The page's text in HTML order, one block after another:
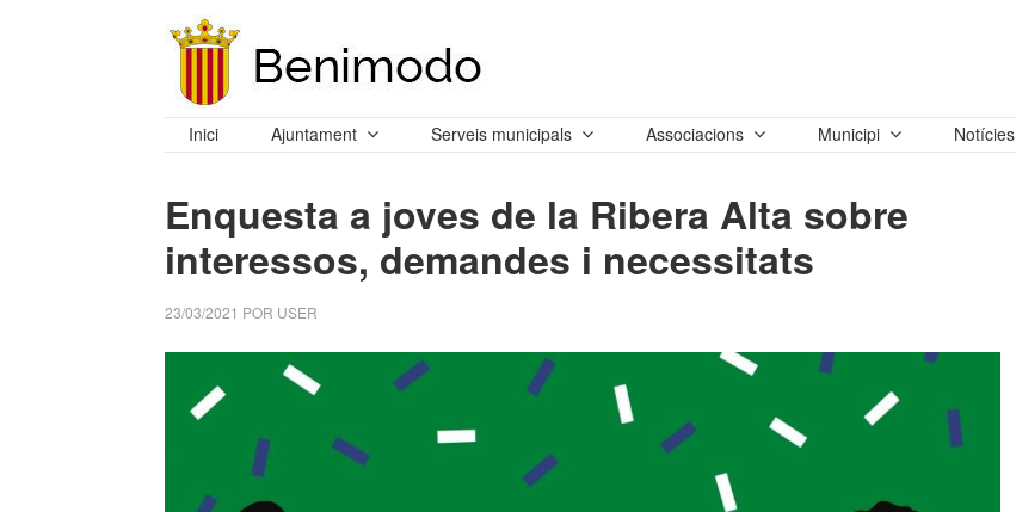
Inici Ajuntament Serveis municipals Associacions Municipi Notícies
Enquesta a joves de la Ribera Alta sobre
interessos, demandes i necessitats
23/03/2021 POR USER